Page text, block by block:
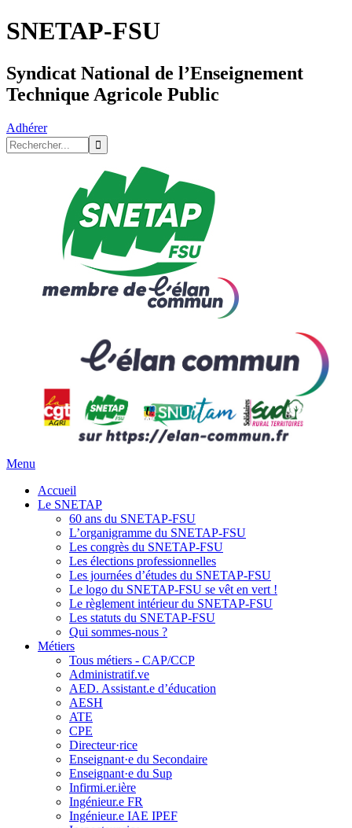
SNETAP-FSU
Syndicat National de l’Enseignement
Technique Agricole Public
Adhérer
Menu
Accueil
Le SNETAP
60 ans du SNETAP-FSU
L’organigramme du SNETAP-FSU
Les congrès du SNETAP-FSU
Les élections professionnelles
Les journées d’études du SNETAP-FSU
Le logo du SNETAP-FSU se vêt en vert !
Le règlement intérieur du SNETAP-FSU
Les statuts du SNETAP-FSU
Qui sommes-nous ?
Métiers
Tous métiers - CAP/CCP
Administratif.ve
AED. Assistant.e d’éducation
AESH
ATE
CPE
Directeur·rice
Enseignant·e du Secondaire
Enseignant·e du Sup
Infirmi.er.ière
Ingénieur.e FR
Ingénieur.e IAE IPEF